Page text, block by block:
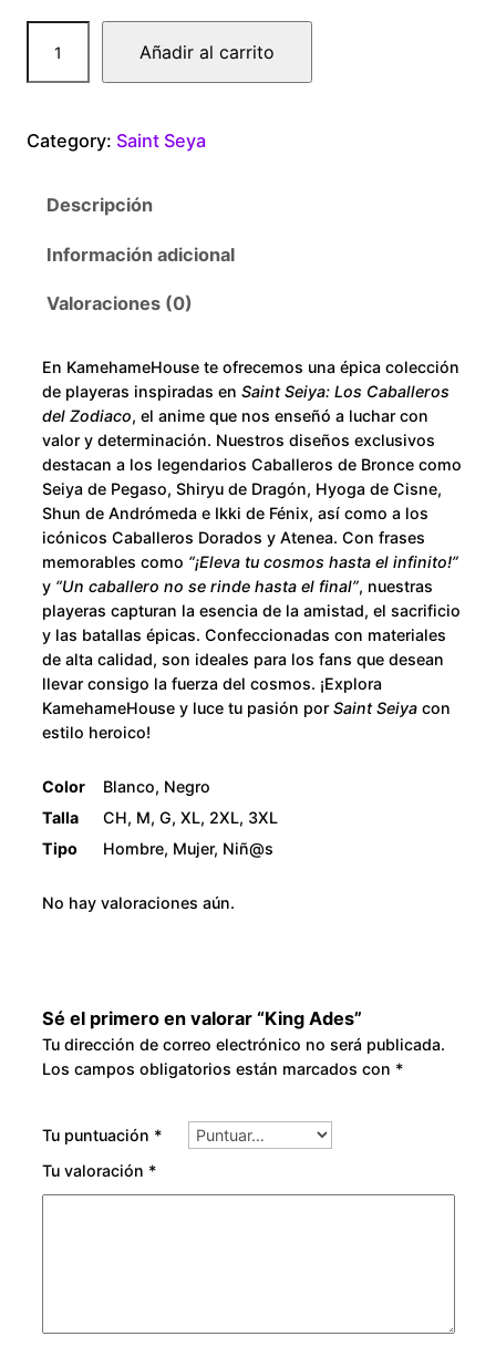
.
0
u
g
h
$
2
8
0
.
A
Añadir al carrito
Category: Saint Seya
Descripción
Información adicional
Valoraciones (0)
En KamehameHouse te ofrecemos una épica colección
de playeras inspiradas enSaint Seiya: Los Caballeros
del Zodiaco, el anime que nos enseñó a luchar con
valor y determinación. Nuestros diseños exclusivos
destacan a los legendarios Caballeros de Bronce como
Seiya de Pegaso, Shiryu de Dragón, Hyoga de Cisne,
Shun de Andrómeda e Ikki de Fénix, así como a los
icónicos Caballeros Dorados y Atenea. Con frases
memorables como “¡Eleva tu cosmos hasta el infinito!”
y “Un caballero no se rinde hasta el final”, nuestras
playeras capturan la esencia de la amistad, el sacrificio
y las batallas épicas. Confeccionadas con materiales
de alta calidad, son ideales para los fans que desean
llevar consigo la fuerza del cosmos. ¡Explora
KamehameHouse y luce tu pasión porSaint Seiya con
estilo heroico!
Color
Blanco, Negro
Talla
CH, M, G, XL, 2XL, 3XL
Tipo
Hombre, Mujer, Niñ@s
No hay valoraciones aún.
Sé el primero en valorar “King Ades”
Tu dirección de correo electrónico no será publicada.
Los campos obligatorios están marcados con *
Tu puntuación *
Tu valoración *